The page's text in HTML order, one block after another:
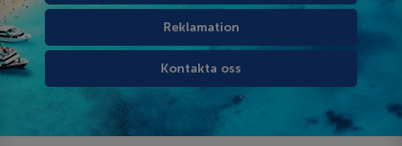
Reklamation
Kontakta oss